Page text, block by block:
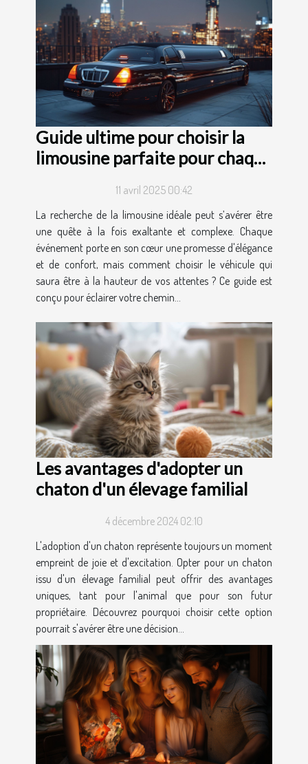
Guide ultime pour choisir la
limousine parfaite pour chaque
11 avril 2025 00:42
La recherche de la limousine idéale peut s’avérer être
une quête à la fois exaltante et complexe. Chaque
événement porte en son cœur une promesse d'élégance
et de confort, mais comment choisir le véhicule qui
saura être à la hauteur de vos attentes ? Ce guide est
conçu pour éclairer votre chemin...
Les avantages d'adopter un
chaton d'un élevage familial
4 décembre 2024 02:10
L'adoption d'un chaton représente toujours un moment
empreint de joie et d'excitation. Opter pour un chaton
issu d'un élevage familial peut offrir des avantages
uniques, tant pour l'animal que pour son futur
propriétaire. Découvrez pourquoi choisir cette option
pourrait s'avérer être une décision...